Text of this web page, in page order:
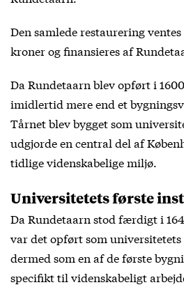
Den samlede restaurering
kroner og finansieres af
Da Rundetaarn blev opført i
imidlertid mere end et
Tårnet blev bygget som
udgjorde en central del af
tidlige videnskabelige miljø.
Universitetets første
Da Rundetaarn stod færdigt i
var det opført som
dermed som en af de første
specifikt til videnskabeligt